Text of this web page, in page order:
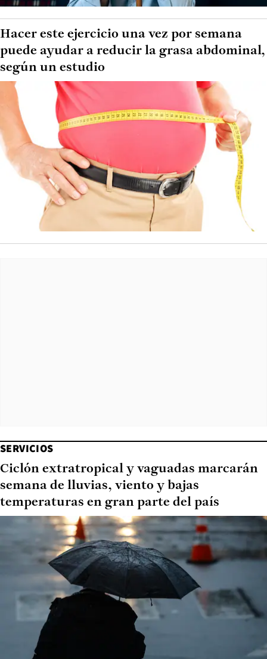
Hacer este ejercicio una vez por semana
puede ayudar a reducir la grasa abdominal,
según un estudio
SERVICIOS
Ciclón extratropical y vaguadas marcarán
semana de lluvias, viento y bajas
temperaturas en gran parte del país